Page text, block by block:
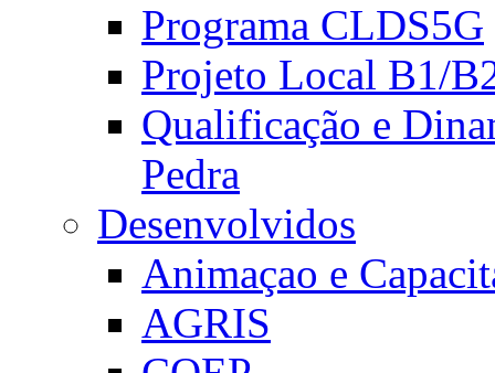
Programa CLDS5G
Projeto Local B1/
Qualificação e
Pedra
Desenvolvidos
Animaçao e
AGRIS